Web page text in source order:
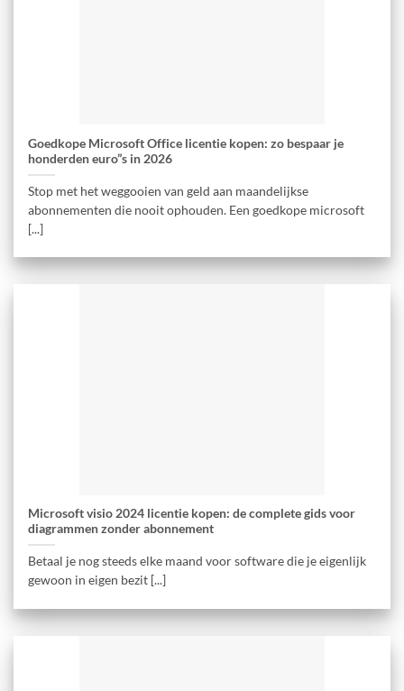
Goedkope Microsoft Office licentie kopen: zo bespaar je
honderden euro”s in 2026
Stop met het weggooien van geld aan maandelijkse
abonnementen die nooit ophouden. Een goedkope microsoft
[...]
Microsoft visio 2024 licentie kopen: de complete gids voor
diagrammen zonder abonnement
Betaal je nog steeds elke maand voor software die je eigenlijk
gewoon in eigen bezit [...]